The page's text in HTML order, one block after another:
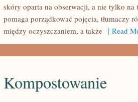
skóry oparta na obserwacji, a nie tylko na
pomaga porządkować pojęcia, tłumaczy
między oczyszczaniem, a także [ Read
Kompostowanie